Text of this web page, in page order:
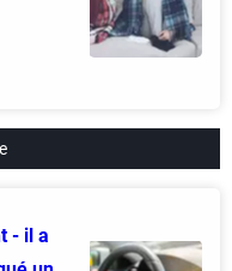
- il a